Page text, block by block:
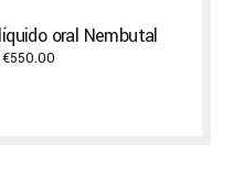
through
€1,300.00
oral Nembutal
€550.00